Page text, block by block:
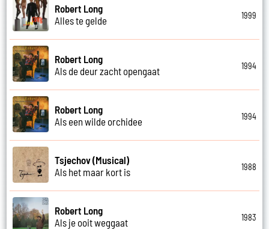
Robert Long
Alles te gelde
1999
Robert Long
Als de deur zacht opengaat
1994
Robert Long
Als een wilde orchidee
1994
Tsjechov (Musical)
Als het maar kort is
1988
Robert Long
Als je ooit weggaat
1983